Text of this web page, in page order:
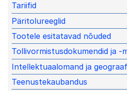
Tariifid
Päritolureeglid
Tootele esitatavad nõuded
Tollivormistusdokumendid ja -
Intellektuaalomand ja
Teenustekaubandus